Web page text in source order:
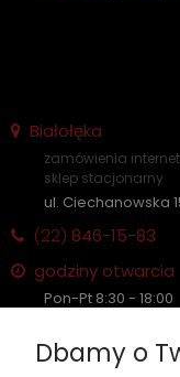
Białołęka
zamówienia
sklep stacjonarny
ul. Ciechanowska
(22) 846-15-83
godziny otwarcia
Pon-Pt 8:30 - 18:00
Płatność: gotówka,
Dbamy o